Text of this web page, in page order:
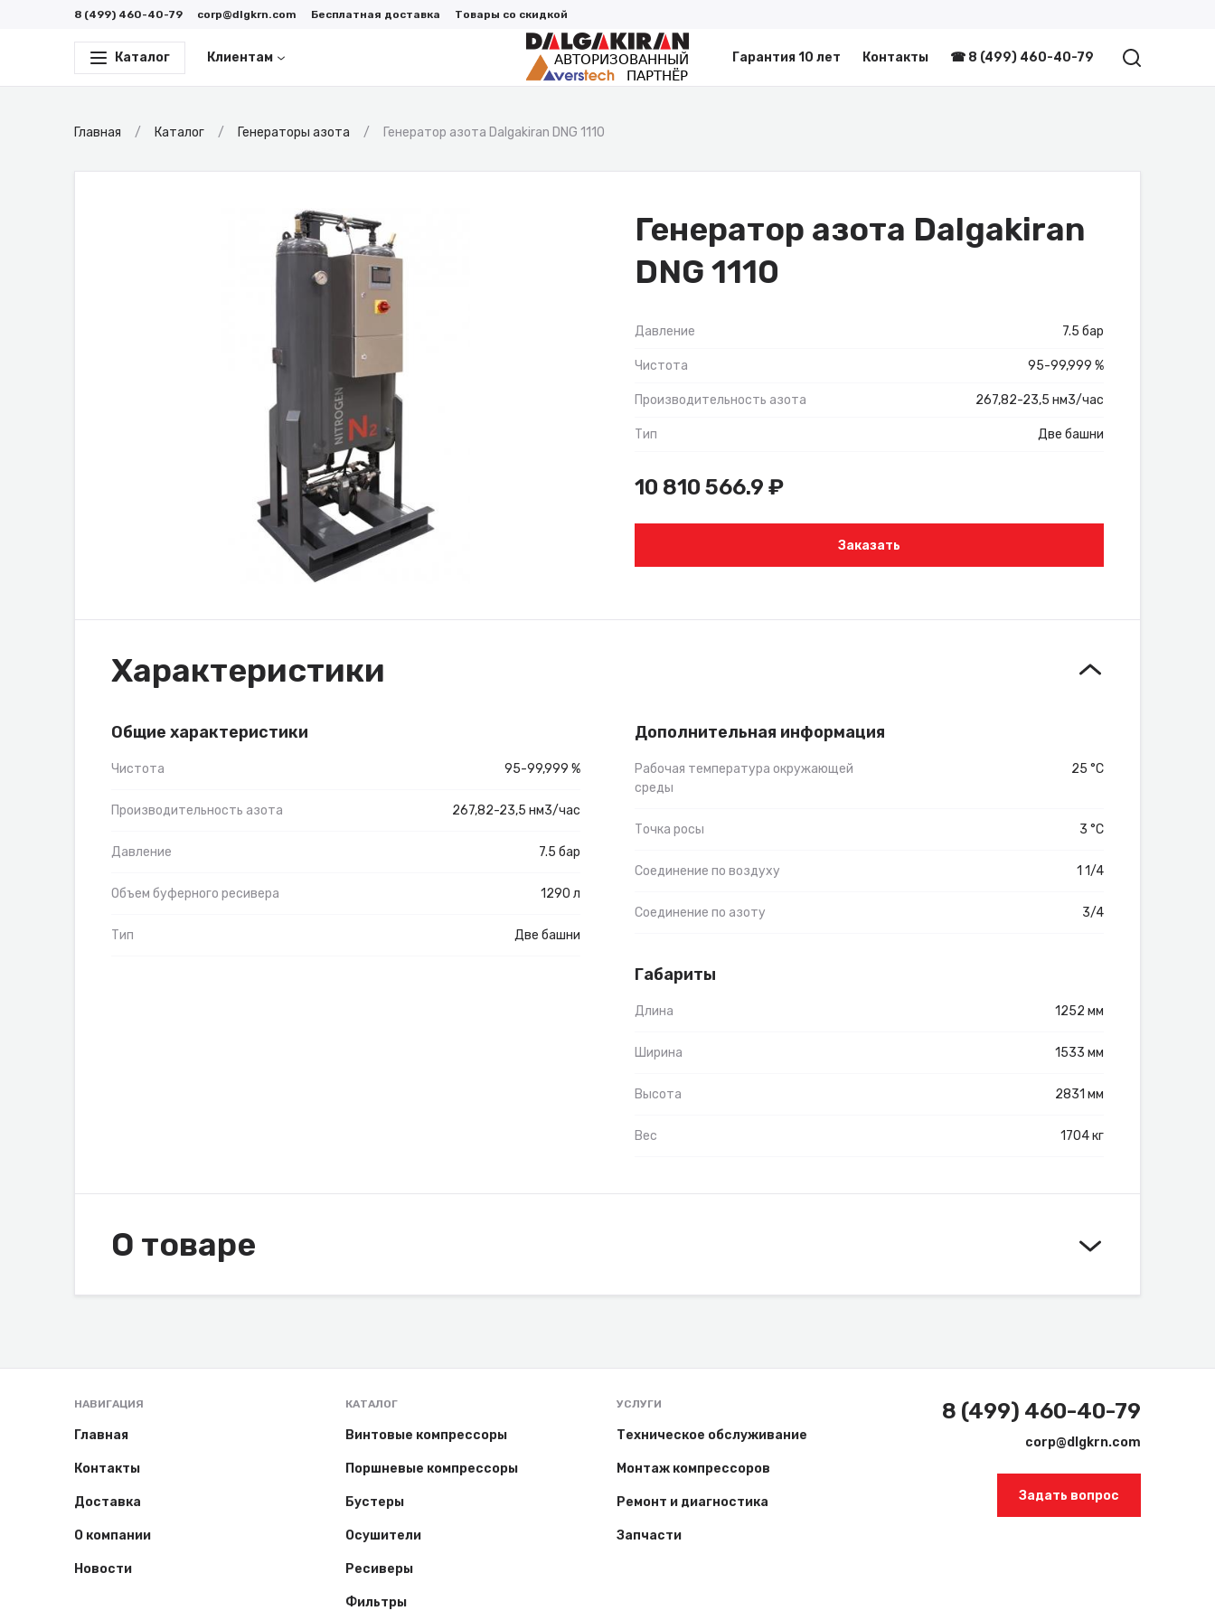
8 (499) 460-40-79 corp@dlgkrn.com Бесплатная доставка Товары со скидкой
Каталог Клиентам Гарантия 10 лет Контакты ☎ 8 (499) 460-40-79
Главная Каталог Генераторы азота Генератор азота Dalgakiran DNG 1110
Генератор азота Dalgakiran
DNG 1110
Давление 7.5 бар
Чистота 95-99,999 %
Производительность азота 267,82-23,5 нм3/час
Тип Две башни
10 810 566.9 ₽
Заказать
Характеристики
Общие характеристики
Чистота 95-99,999 %
Производительность азота 267,82-23,5 нм3/час
Давление 7.5 бар
Объем буферного ресивера 1290 л
Тип Две башни
Дополнительная информация
Рабочая температура окружающей
среды
25 °C
Точка росы 3 °C
Соединение по воздуху 1 1/4
Соединение по азоту 3/4
Габариты
Длина 1252 мм
Ширина 1533 мм
Высота 2831 мм
Вес 1704 кг
О товаре
НАВИГАЦИЯ
Главная
Контакты
Доставка
О компании
Новости
КАТАЛОГ
Винтовые компрессоры
Поршневые компрессоры
Бустеры
Осушители
Ресиверы
Фильтры
УСЛУГИ
Техническое обслуживание
Монтаж компрессоров
Ремонт и диагностика
Запчасти
8 (499) 460-40-79
corp@dlgkrn.com
Задать вопрос